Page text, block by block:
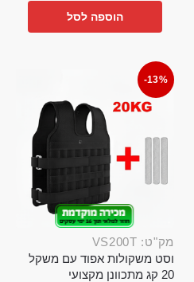
הוספה לסל
-13%
מק"ט: VS200T
וסט משקולות אפוד עם משקל
20 קג מתכוונן מקצועי